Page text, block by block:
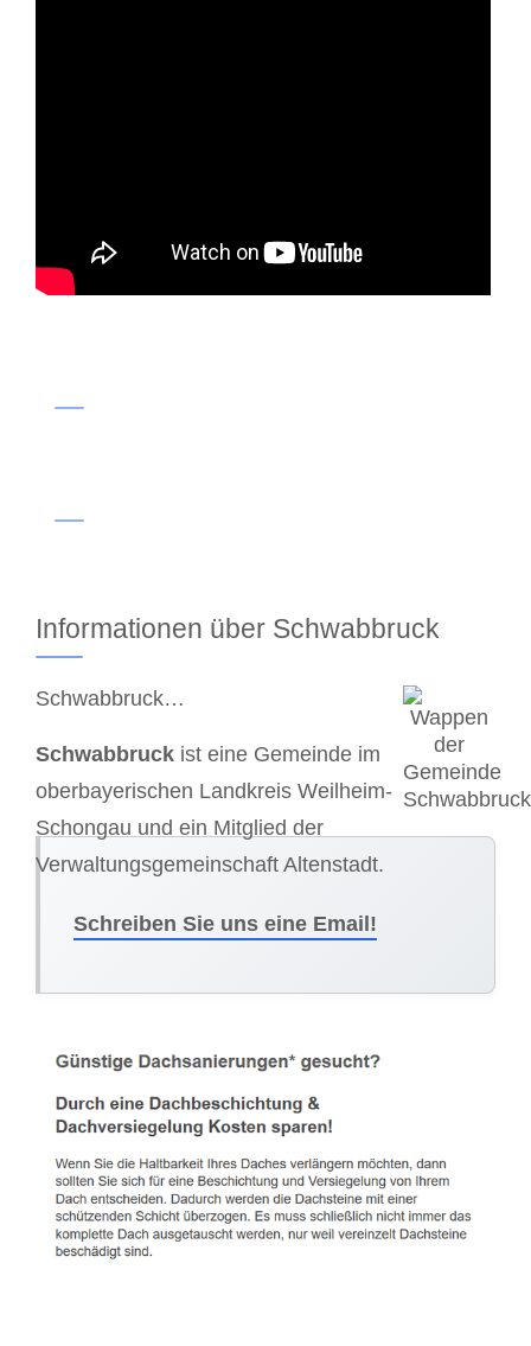
Informationen über Schwabbruck
Schwabbruck…
Schwabbruck ist eine Gemeinde im
oberbayerischen Landkreis Weilheim-
Schongau und ein Mitglied der
Verwaltungsgemeinschaft Altenstadt.
Schreiben Sie uns eine Email!